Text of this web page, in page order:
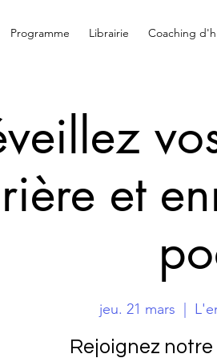
Programme Librairie Coaching
et
jeu. 21 mars
Rejoignez